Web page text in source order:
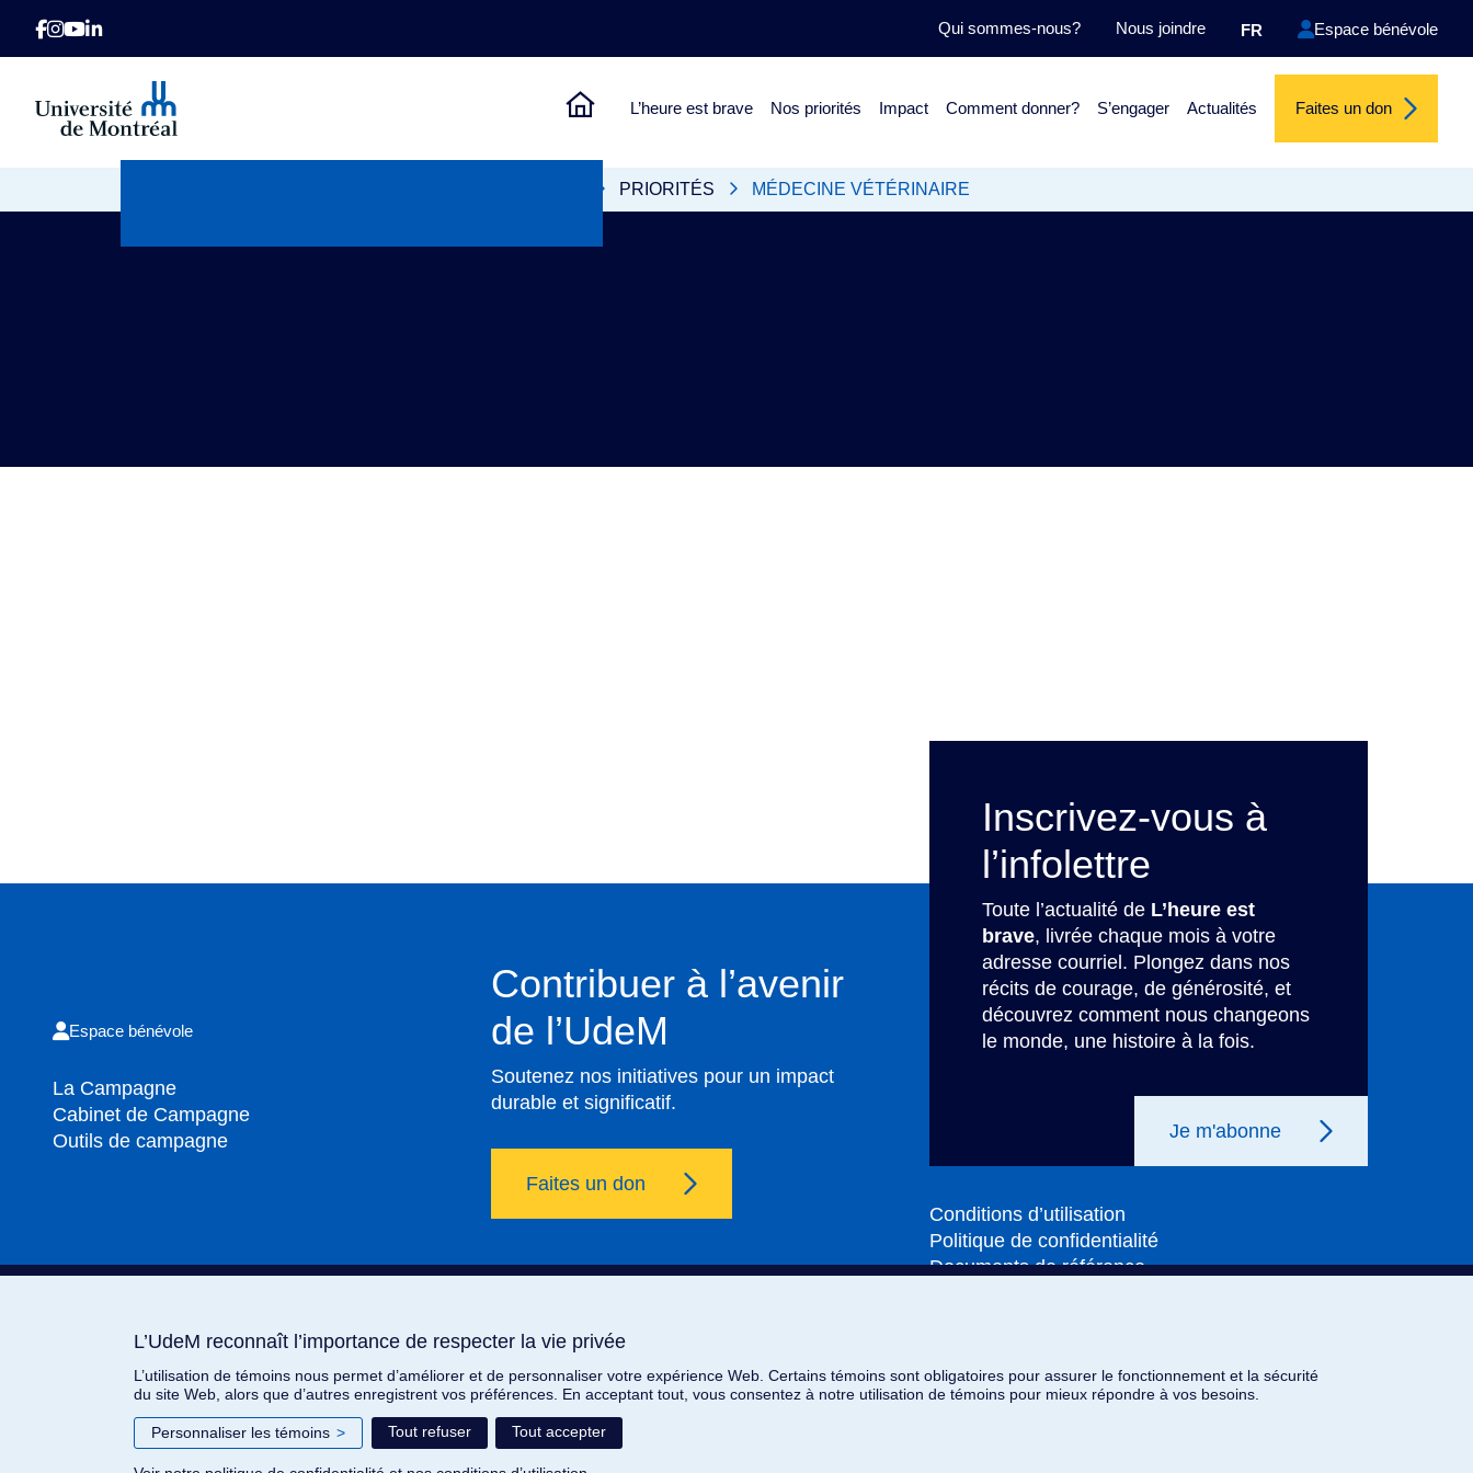
Qui sommes-nous? Nous joindre FR Espace bénévole
L’heure est brave Nos priorités Impact Comment donner? S’engager Actualités Faites un don
PRIORITÉS MÉDECINE VÉTÉRINAIRE
Espace bénévole
La Campagne
Cabinet de Campagne
Outils de campagne
Contribuer à l’avenir
de l’UdeM
Soutenez nos initiatives pour un impact
durable et significatif.
Faites un don
Nous joindre
Inscrivez-vous à
l’infolettre
Toute l’actualité de L’heure est
brave, livrée chaque mois à votre
adresse courriel. Plongez dans nos
récits de courage, de générosité, et
découvrez comment nous changeons
le monde, une histoire à la fois.
Je m'abonne
Conditions d’utilisation
Politique de confidentialité
Documents de référence
L’UdeM reconnaît l’importance de respecter la vie privée
L’utilisation de témoins nous permet d’améliorer et de personnaliser votre expérience Web. Certains témoins sont obligatoires pour assurer le fonctionnement et la sécurité
du site Web, alors que d’autres enregistrent vos préférences. En acceptant tout, vous consentez à notre utilisation de témoins pour mieux répondre à vos besoins.
Personnaliser les témoins > Tout refuser Tout accepter
L’UdeM reconnaît l’importance de respecter la vie privée
L’utilisation de témoins nous permet d’améliorer et de personnaliser votre expérience Web. Certains témoins sont obligatoires pour assurer le fonctionnement et la sécurité
du site Web, alors que d’autres enregistrent vos préférences. En acceptant tout, vous consentez à notre utilisation de témoins pour mieux répondre à vos besoins.
Personnaliser les témoins > Tout refuser Tout accepter